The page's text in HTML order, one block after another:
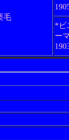
毛
*ビ
ー